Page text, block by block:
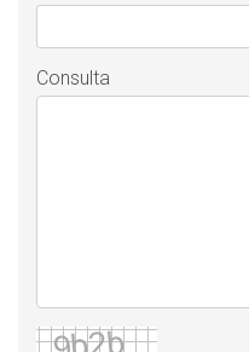
Consulta